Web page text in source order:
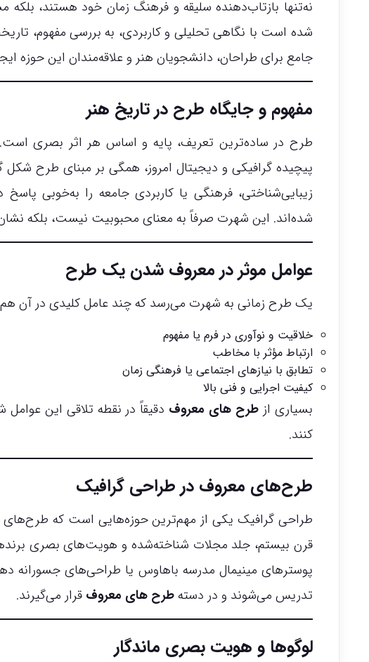
نه‌تنها بازتاب‌دهنده سلیقه و فرهنگ زمان خود هستند، بلکه
شده است با نگاهی تحلیلی و کاربردی، به بررسی مفهوم،
جامع برای طراحان، دانشجویان هنر و علاقه‌مندان این حوزه
مفهوم و جایگاه طرح در تاریخ هنر
طرح در ساده‌ترین تعریف، پایه و اساس هر اثر بصری است.
پیچیده گرافیکی و دیجیتال امروز، همگی بر مبنای طرح شکل
زیبایی‌شناختی، فرهنگی یا کاربردی جامعه را به‌خوبی پاسخ
شده‌اند. این شهرت صرفاً به معنای محبوبیت نیست، بلکه
عوامل موثر در معروف شدن یک طرح
یک طرح زمانی به شهرت می‌رسد که چند عامل کلیدی در آن
خلاقیت و نوآوری در فرم یا مفهوم
ارتباط مؤثر با مخاطب
تطابق با نیازهای اجتماعی یا فرهنگی زمان
کیفیت اجرایی و فنی بالا
بسیاری از طرح های معروف دقیقاً در نقطه تلاقی این عوامل
کنند.
طرح‌های معروف در طراحی گرافیک
طراحی گرافیک یکی از مهم‌ترین حوزه‌هایی است که طرح‌های
قرن بیستم، جلد مجلات شناخته‌شده و هویت‌های بصری
تدریس می‌شوند و در دستهطرح های معروف قرار می‌گیرند.
لوگوها و هویت بصری ماندگار